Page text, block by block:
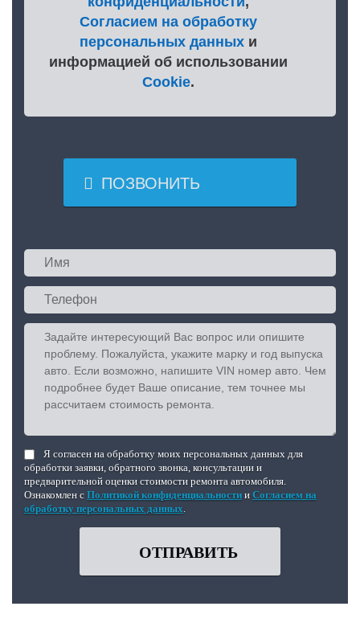
Согласием на обработку
персональных данныхи
информацией об использовании
Cookie.
 ПОЗВОНИТЬ
Я согласен на обработку моих персональных данных для
обработки заявки, обратного звонка, консультации и
предварительной оценки стоимости ремонта автомобиля.
Ознакомлен с Политикой конфиденциальности и Согласием на
обработку персональных данных.
ОТПРАВИТЬ